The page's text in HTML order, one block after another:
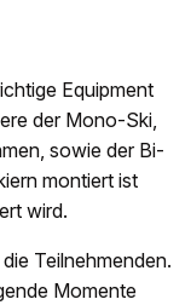
Equipment
der Mono-Ski,
sowie der Bi-
montiert ist
wird.
Teilnehmenden.
Momente